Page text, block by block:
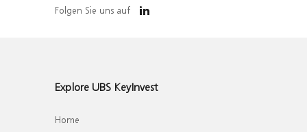
Folgen Sie uns auf
Explore UBS KeyInvest
Home